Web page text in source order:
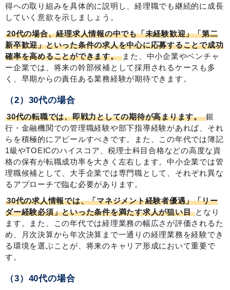
得への取り組みを具体的に説明し、経理職でも継続的に成長
していく意欲を示しましょう。
20代の場合、経理求人情報の中でも「未経験歓迎」「第二
新卒歓迎」といった条件の求人を中心に応募することで成功
確率を高めることができます。 また、中小企業やベンチャ
ー企業では、将来の幹部候補として採用されるケースも多
く、早期からの責任ある業務経験が期待できます。
（2）30代の場合
30代の転職では、即戦力としての期待が高まります。銀
行・金融機関での管理職経験や部下指導経験があれば、それ
らを積極的にアピールすべきです。また、この年代では簿記
1級やTOEICのハイスコア、税理士科目合格などの高度な資
格の保有が転職成功率を大きく左右します。中小企業では管
理職候補として、大手企業では専門職として、それぞれ異な
るアプローチで臨む必要があります。
30代の求人情報では、「マネジメント経験者優遇」「リー
ダー経験必須」といった条件を満たす求人が狙い目 となり
ます。また、この年代では経理業務の幅広さが評価されるた
め、月次決算から年次決算まで一通りの経理業務を経験でき
る環境を選ぶことが、将来のキャリア形成において重要で
す。
（3）40代の場合